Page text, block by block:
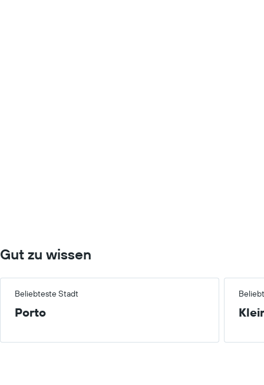
Gut zu wissen
Beliebteste Stadt
Porto